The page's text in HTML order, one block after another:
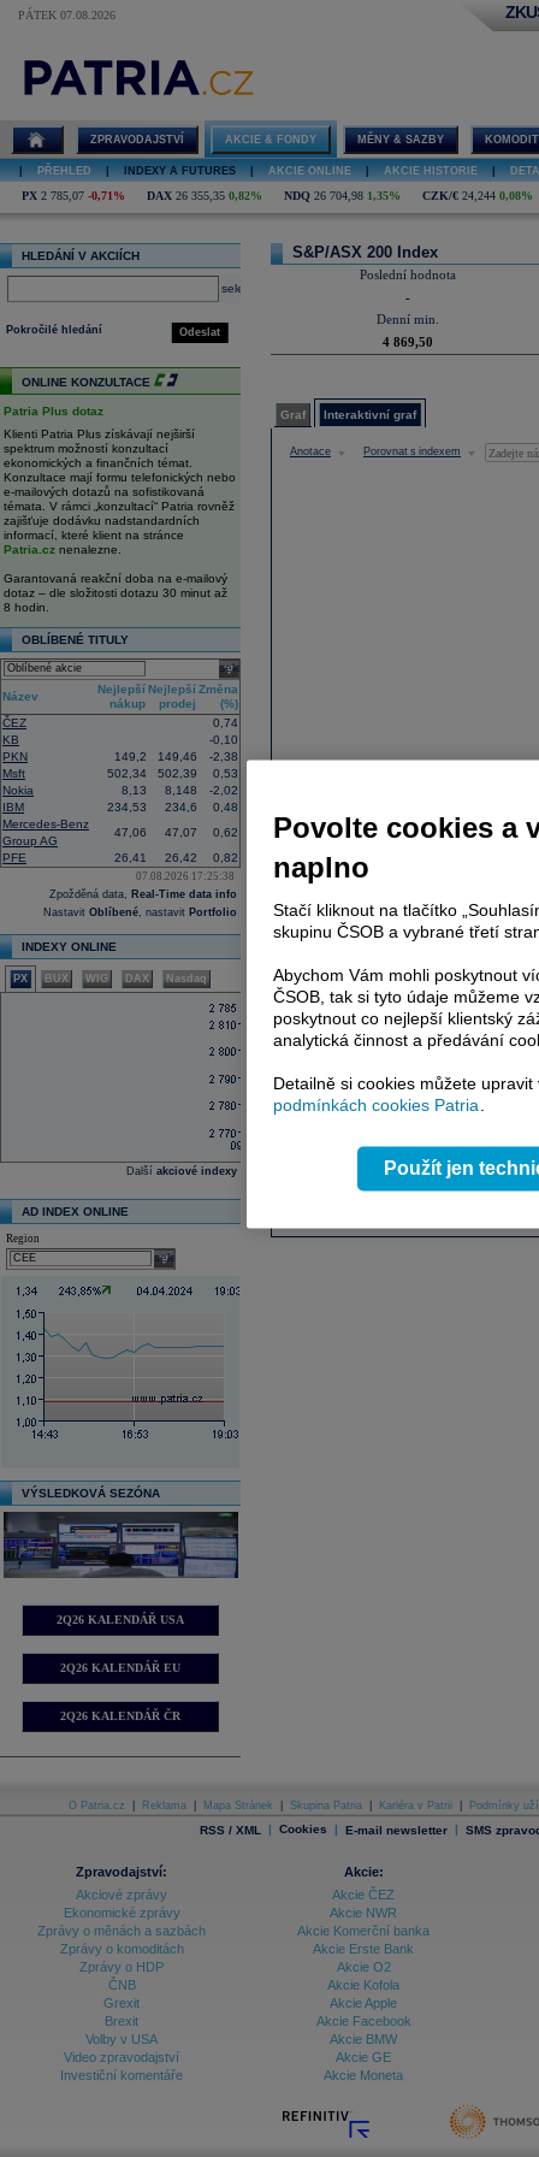
PÁTEK 07.08.2026
S&P/ASX 200
ZPRAVODAJSTVÍ AKCIE & FONDY MĚNY & SAZBY
PŘEHLED INDEXY A FUTURES AKCIE ONLINE AKCIE HISTORIE
PX 2 785,07 -0,71% DAX 26 355,35 0,82% NDQ 26 704,98 1,35% CZK/€ 24,244 0,08%
HLEDÁNÍ V AKCIÍCH
select
Odeslat
Pokročilé hledání
ONLINE KONZULTACE
Patria Plus dotaz
Klienti Patria Plus získávají nejširší
spektrum možností konzultací
ekonomických a finančních témat.
Konzultace mají formu telefonických nebo
e-mailových dotazů na sofistikovaná
témata. V rámci „konzultací“ Patria rovněž
zajišťuje dodávku nadstandardních
informací, které klient na stránce
Patria.cz nenalezne.
Garantovaná reakční doba na e-mailový
dotaz – dle složitosti dotazu 30 minut až
8 hodin.
OBLÍBENÉ TITULY
select
Název
Nejlepší
nákup
Nejlepší
prodej
Změna
(%)
ČEZ
0,74
KB
-0,10
PKN
149,2 149,46
-2,38
Msft
502,34 502,39
0,53
Nokia
8,13 8,148
-2,02
IBM
234,53 234,6
0,48
Mercedes-Benz
Group AG
47,06 47,07
0,62
PFE
26,41 26,42 0,82
07.08.2026 17:25:38
Zpožděná data, Real-Time data info
Nastavit Oblíbené, nastavit Portfolio
INDEXY ONLINE
PX BUX WIG DAX Nasdaq
Další akciové indexy
AD INDEX ONLINE
Region
select
VÝSLEDKOVÁ SEZÓNA
2Q26 KALENDÁŘ USA
2Q26 KALENDÁŘ EU
2Q26 KALENDÁŘ ČR
S&P/ASX 200 Index
Poslední hodnota
-
Denní min.
4 869,50
Graf Interaktivní graf
Anotace Porovnat s indexem
O Patria.cz Reklama Mapa Stránek Skupina Patria Kariéra v Patrii Podmínky
RSS / XML | Cookies | E-mail newsletter | SMS
Zpravodajství:
Akciové zprávy
Ekonomické zprávy
Zprávy o měnách a sazbách
Zprávy o komoditách
Zprávy o HDP
ČNB
Grexit
Brexit
Volby v USA
Video zpravodajství
Investiční komentáře
Akcie:
Akcie ČEZ
Akcie NWR
Akcie Komerční banka
Akcie Erste Bank
Akcie O2
Akcie Kofola
Akcie Apple
Akcie Facebook
Akcie BMW
Akcie GE
Akcie Moneta
Povolte cookies a
naplno
Stačí kliknout na tlačítko
skupinu ČSOB a vybrané třetí
Abychom Vám mohli poskytnout
ČSOB, tak si tyto údaje můžeme
poskytnout co nejlepší klientský
analytická činnost a předávání
Detailně si cookies můžete
podmínkách cookies Patria.
Použít jen